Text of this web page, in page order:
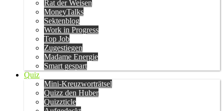
Rat der Weisen
MoneyTalks
Sektenblog
Work in Progress
Top Job
Zugestiegen
Madame Energie
Smart gespart
Quiz
Mini-Kreuzworträtsel
Quizz den Huber
Quizzticle